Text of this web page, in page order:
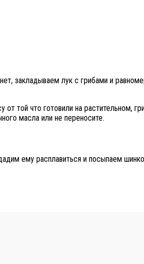
закладываем лук с грибами и
от той что готовили на
масла или не переносите.
ему расплавиться и посыпаем